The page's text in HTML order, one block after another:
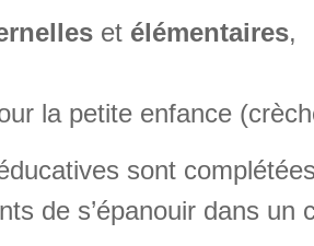
et élémentaires,
la petite enfance
sont
de s’épanouir dans un